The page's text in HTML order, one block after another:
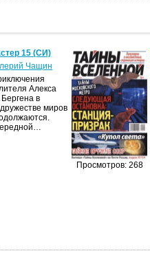
15 (СИ)
Чащин
Алекса
в
миров
Просмотров: 268